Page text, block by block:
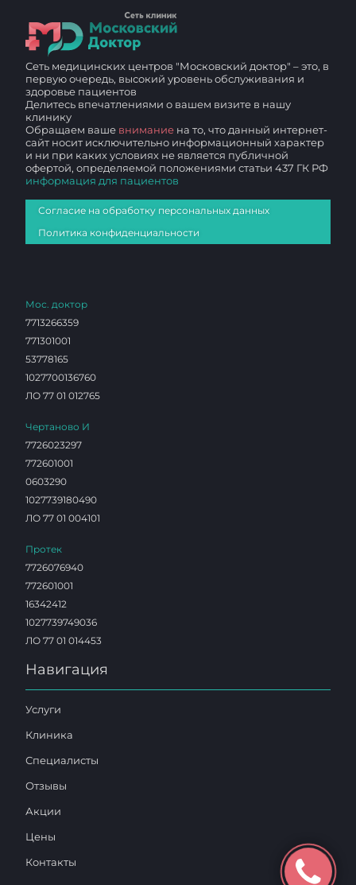
Сеть медицинских центров "Московский доктор" – это, в
первую очередь, высокий уровень обслуживания и
здоровье пациентов
Делитесь впечатлениями о вашем визите в нашу
клинику
Обращаем ваше внимание на то, что данный интернет-
сайт носит исключительно информационный характер
и ни при каких условиях не является публичной
офертой, определяемой положениями статьи 437 ГК РФ
информация для пациентов
Согласие на обработку персональных данных
Политика конфиденциальности
Мос. доктор
7713266359
771301001
53778165
1027700136760
ЛО 77 01 012765
Чертаново И
7726023297
772601001
0603290
1027739180490
ЛО 77 01 004101
Протек
7726076940
772601001
16342412
1027739749036
ЛО 77 01 014453
Навигация
Услуги
Клиника
Специалисты
Отзывы
Акции
Цены
Контакты